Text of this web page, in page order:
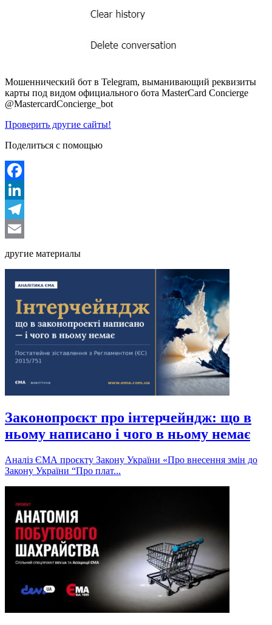
Мошеннический бот в Telegram, выманивающий реквизиты
карты под видом официального бота MasterCard Concierge
@MastercardConcierge_bot
Проверить другие сайты!
Поделиться с помощью
Facebook
LinkedIn
Telegram
другие материалы
Законопроєкт про інтерчейндж: що в
ньому написано і чого в ньому немає
Аналіз ЄМА проєкту Закону України «Про внесення змін до
Закону України “Про плат...